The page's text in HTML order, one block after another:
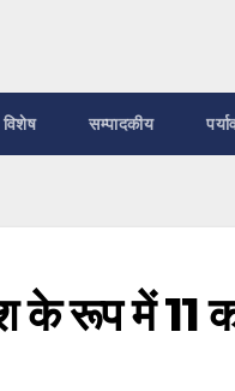
विशेष सम्पादकीय
के रूप में 11